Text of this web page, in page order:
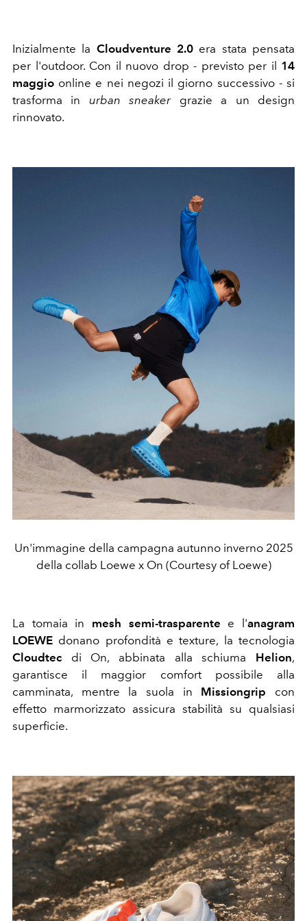
Inizialmente la Cloudventure 2.0 era stata pensata
per l'outdoor. Con il nuovo drop - previsto per il 14
maggio online e nei negozi il giorno successivo - si
trasforma in urban sneaker grazie a un design
rinnovato.
Un'immagine della campagna autunno inverno 2025
della collab Loewe x On (Courtesy of Loewe)
La tomaia in mesh semi-trasparente e l'anagram
LOEWE donano profondità e texture, la tecnologia
Cloudtec di On, abbinata alla schiuma Helion,
garantisce il maggior comfort possibile alla
camminata, mentre la suola in Missiongrip con
effetto marmorizzato assicura stabilità su qualsiasi
superficie.